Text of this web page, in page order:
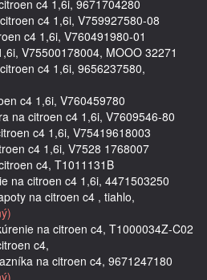
c4 1,6i, 9671704280
c4 1,6i, V759927580-08
c4 1,6i, V760491980-01
V75500178004, MOOO 32271
c4 1,6i, 9656237580,
c4 1,6i, V760459780
na citroen c4 1,6i, V7609546-80
c4 1,6i, V75419618003
c4 1,6i, V7528 1768007
c4, T1011131B
na citroen c4 1,6i, 4471503250
na citroen c4 , tiahlo,
na citroen c4, T1000034Z-C02
c4,
na citroen c4, 9671247180